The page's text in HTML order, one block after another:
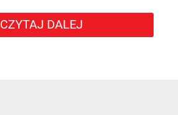
CZYTAJ DALEJ